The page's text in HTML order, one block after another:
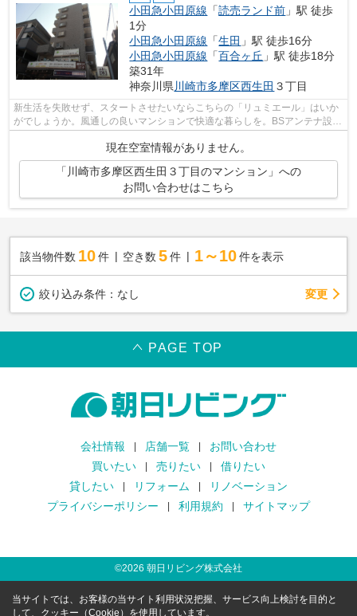
小田急小田原線 「読売ランド前 」駅 徒歩
1分
小田急小田原線 「生田 」駅 徒歩16分
小田急小田原線 「百合ヶ丘 」駅 徒歩18分
築31年
神奈川県 川崎市多摩区西生田 ３丁目
新生活を失敗せず、スタートさせたいならこちらの「リュミエール」はいか
がでしょうか。風通しの良いマンションで快適な暮らしを。BSアンテナ設置
現在空室情報がありません。
「川崎市多摩区西生田３丁目のマンション」への
お問い合わせはこちら
該当物件数 10件 空き数 5 件 1～10 件を表示
絞り込み条件： なし 変更
PAGE TOP
会社情報 店舗一覧
お問い合わせ
買いたい
売りたい
借りたい
貸したい
リフォーム
リノベーション
プライバシーポリシー
利用規約 サイトマップ
©2026 朝日リビング株式会社
当サイトでは、お客様の当サイト利用状況把握、サービス向上検討を目的と
して、クッキー（Cookie）を使用しています。